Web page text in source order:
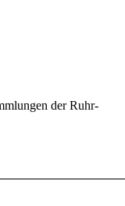
der Ruhr-